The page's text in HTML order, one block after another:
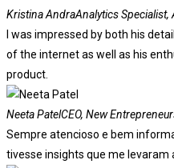
Kristina AndraAnalytics Specialist,
I was impressed by both his
of the internet as well as his
product.
Neeta PatelCEO, New
Sempre atencioso e bem
tivesse insights que me levaram